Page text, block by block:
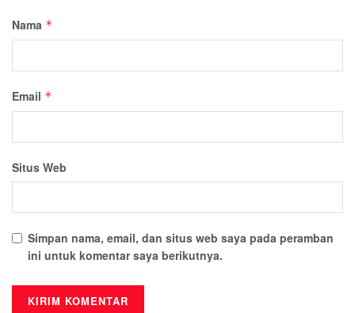
Nama *
Email *
Situs Web
Simpan nama, email, dan situs web saya pada peramban
ini untuk komentar saya berikutnya.